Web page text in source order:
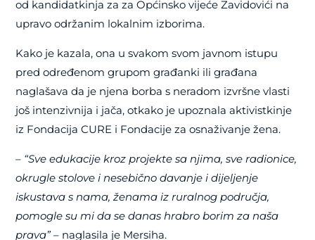
od kandidatkinja za za Općinsko vijeće Zavidovići na
upravo održanim lokalnim izborima.
Kako je kazala, ona u svakom svom javnom istupu
pred određenom grupom građanki ili građana
naglašava da je njena borba s neradom izvršne vlasti
još intenzivnija i jača, otkako je upoznala aktivistkinje
iz Fondacija CURE i Fondacije za osnaživanje žena.
– “Sve edukacije kroz projekte sa njima, sve radionice,
okrugle stolove i nesebično davanje i dijeljenje
iskustava s nama, ženama iz ruralnog područja,
pomogle su mi da se danas hrabro borim za naša
prava”– naglasila je Mersiha.